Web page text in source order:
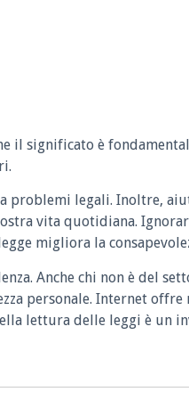
il significato è
problemi legali. Inoltre,
vita quotidiana.
migliora la
Anche chi non è del
personale. Internet
lettura delle leggi è un